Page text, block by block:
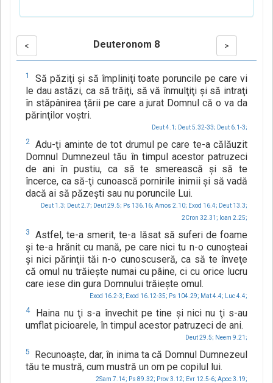
< Deuteronom 8 >
1
Să păziţi şi să împliniţi toate poruncile pe care vi
le dau astăzi, ca să trăiţi, să vă înmulţiţi şi să intraţi
în stăpânirea ţării pe care a jurat Domnul că o va da
părinţilor voştri.
Deut 4.1; Deut 5.32-33; Deut 6.1-3;
2
Adu-ţi aminte de tot drumul pe care te-a călăuzit
Domnul Dumnezeul tău în timpul acestor patruzeci
de ani în pustiu, ca să te smerească şi să te
încerce, ca să-ţi cunoască pornirile inimii şi să vadă
dacă ai să păzeşti sau nu poruncile Lui.
Deut 1.3; Deut 2.7; Deut 29.5; Ps 136.16; Amos 2.10; Exod 16.4; Deut 13.3;
2Cron 32.31; Ioan 2.25;
3
Astfel, te-a smerit, te-a lăsat să suferi de foame
şi te-a hrănit cu mană, pe care nici tu n-o cunoşteai
şi nici părinţii tăi n-o cunoscuseră, ca să te înveţe
că omul nu trăieşte numai cu pâine, ci cu orice lucru
care iese din gura Domnului trăieşte omul.
Exod 16.2-3; Exod 16.12-35; Ps 104.29; Mat 4.4; Luc 4.4;
4
Haina nu ţi s-a învechit pe tine şi nici nu ţi s-au
umflat picioarele, în timpul acestor patruzeci de ani.
Deut 29.5; Neem 9.21;
5
Recunoaşte, dar, în inima ta că Domnul Dumnezeul
tău te mustră, cum mustră un om pe copilul lui.
2Sam 7.14; Ps 89.32; Prov 3.12; Evr 12.5-6; Apoc 3.19;